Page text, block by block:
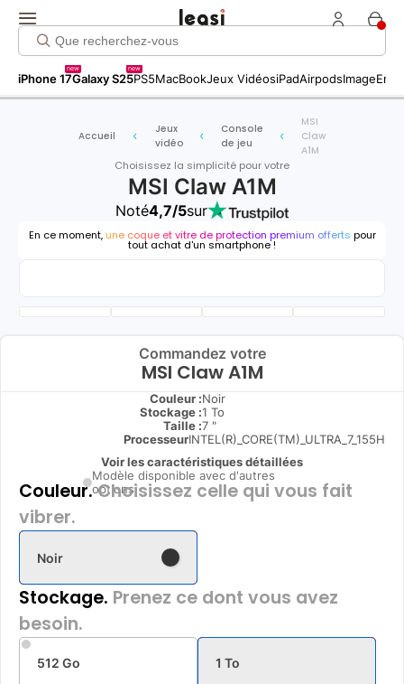
iPhone 17
new
Galaxy S25
new
PS5MacBookJeux VidéosiPadAirpodsImage
Accueil
Jeux
vidéo
Console
de jeu
MSI
Claw
A1M
Choisissez la simplicité pour votre
MSI Claw A1M
Noté4,7/5sur
En ce moment, une coque et vitre de protection premium offerts pour
tout achat d'un smartphone !
Commandez votre
MSI Claw A1M
Couleur :Noir
Stockage :1 To
Taille :7 "
ProcesseurINTEL(R)_CORE(TM)_ULTRA_7_155H
Voir les caractéristiques détaillées
Modèle disponible avec d'autres
options
Couleur.Choisissez celle qui vous fait
vibrer.
Noir
Stockage. Prenez ce dont vous avez
besoin.
512 Go 1 To